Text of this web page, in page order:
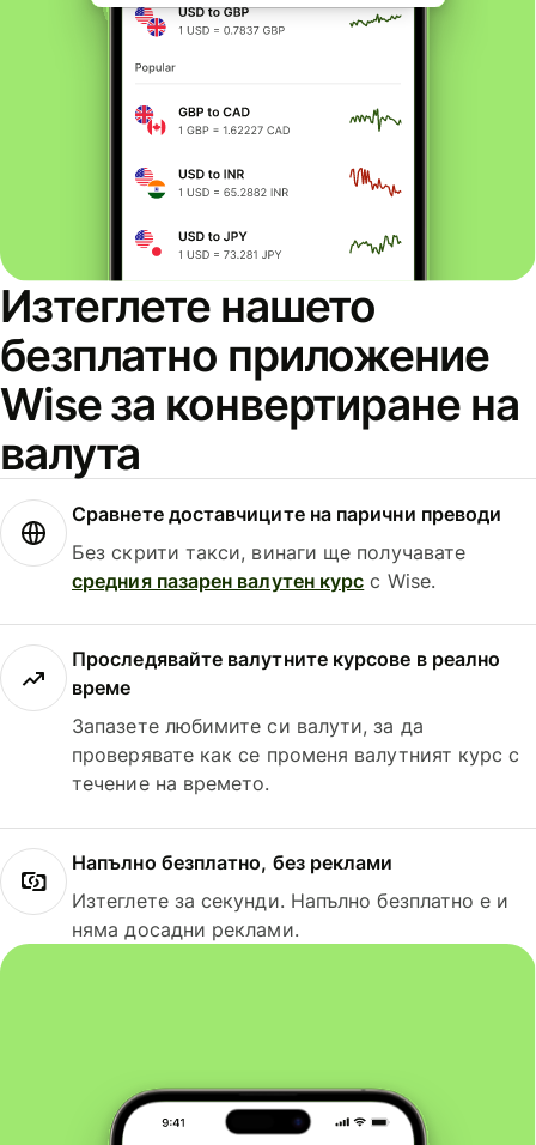
Изтеглете нашето
безплатно приложение
Wise за конвертиране на
валута
Сравнете доставчиците на парични преводи
Без скрити такси, винаги ще получавате
средния пазарен валутен курс с Wise.
Проследявайте валутните курсове в реално
време
Запазете любимите си валути, за да
проверявате как се променя валутният курс с
течение на времето.
Напълно безплатно, без реклами
Изтеглете за секунди. Напълно безплатно е и
няма досадни реклами.